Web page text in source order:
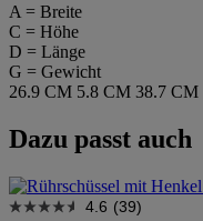
A = Breite
C = Höhe
D = Länge
G = Gewicht
26.9 CM 5.8 CM 38.7 CM
Dazu passt auch
4.6 (39)